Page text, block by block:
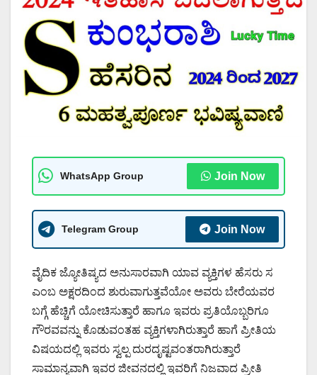
WhatsApp Group Join Now
Telegram Group Join Now
ವೈದಿಕ ಜ್ಯೋತಿಷ್ಯದ ಅನುಸಾರವಾಗಿ ಯಾವ ವ್ಯಕ್ತಿಗಳ ಹೆಸರು ಸ
ಎಂಬ ಅಕ್ಷರದಿಂದ ಶುರುವಾಗುತ್ತವೆಯೋ ಅವರು ಬೇರೆಯವರ
ಬಗ್ಗೆ ಹೆಚ್ಚಿಗೆ ಯೋಚಿಸುತ್ತಾರೆ ಹಾಗೂ ಇವರು ಪ್ರತಿಯೊಬ್ಬರಿಗೂ
ಗೌರವವನ್ನು ಕೊಡುವಂತಹ ವ್ಯಕ್ತಿಗಳಾಗಿರುತ್ತಾರೆ ಹಾಗೆ ಪ್ರೀತಿಯ
ವಿಷಯದಲ್ಲಿ ಇವರು ಸ್ವಲ್ಪ ದುರದೃಷ್ಟವಂತರಾಗಿರುತ್ತಾರೆ
ಸಾಮಾನ್ಯವಾಗಿ ಇವರ ಜೀವನದಲ್ಲಿ ಇವರಿಗೆ ನಿಜವಾದ ಪ್ರೀತಿ